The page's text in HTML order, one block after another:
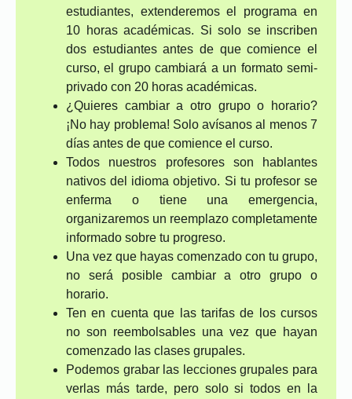
estudiantes, extenderemos el programa en
10 horas académicas. Si solo se inscriben
dos estudiantes antes de que comience el
curso, el grupo cambiará a un formato semi-
privado con 20 horas académicas.
¿Quieres cambiar a otro grupo o horario?
¡No hay problema! Solo avísanos al menos 7
días antes de que comience el curso.
Todos nuestros profesores son hablantes
nativos del idioma objetivo. Si tu profesor se
enferma o tiene una emergencia,
organizaremos un reemplazo completamente
informado sobre tu progreso.
Una vez que hayas comenzado con tu grupo,
no será posible cambiar a otro grupo o
horario.
Ten en cuenta que las tarifas de los cursos
no son reembolsables una vez que hayan
comenzado las clases grupales.
Podemos grabar las lecciones grupales para
verlas más tarde, pero solo si todos en la